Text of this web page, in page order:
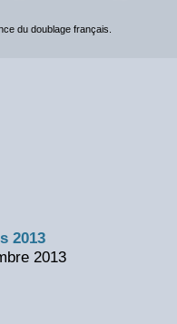
du doublage français.
2013
2013